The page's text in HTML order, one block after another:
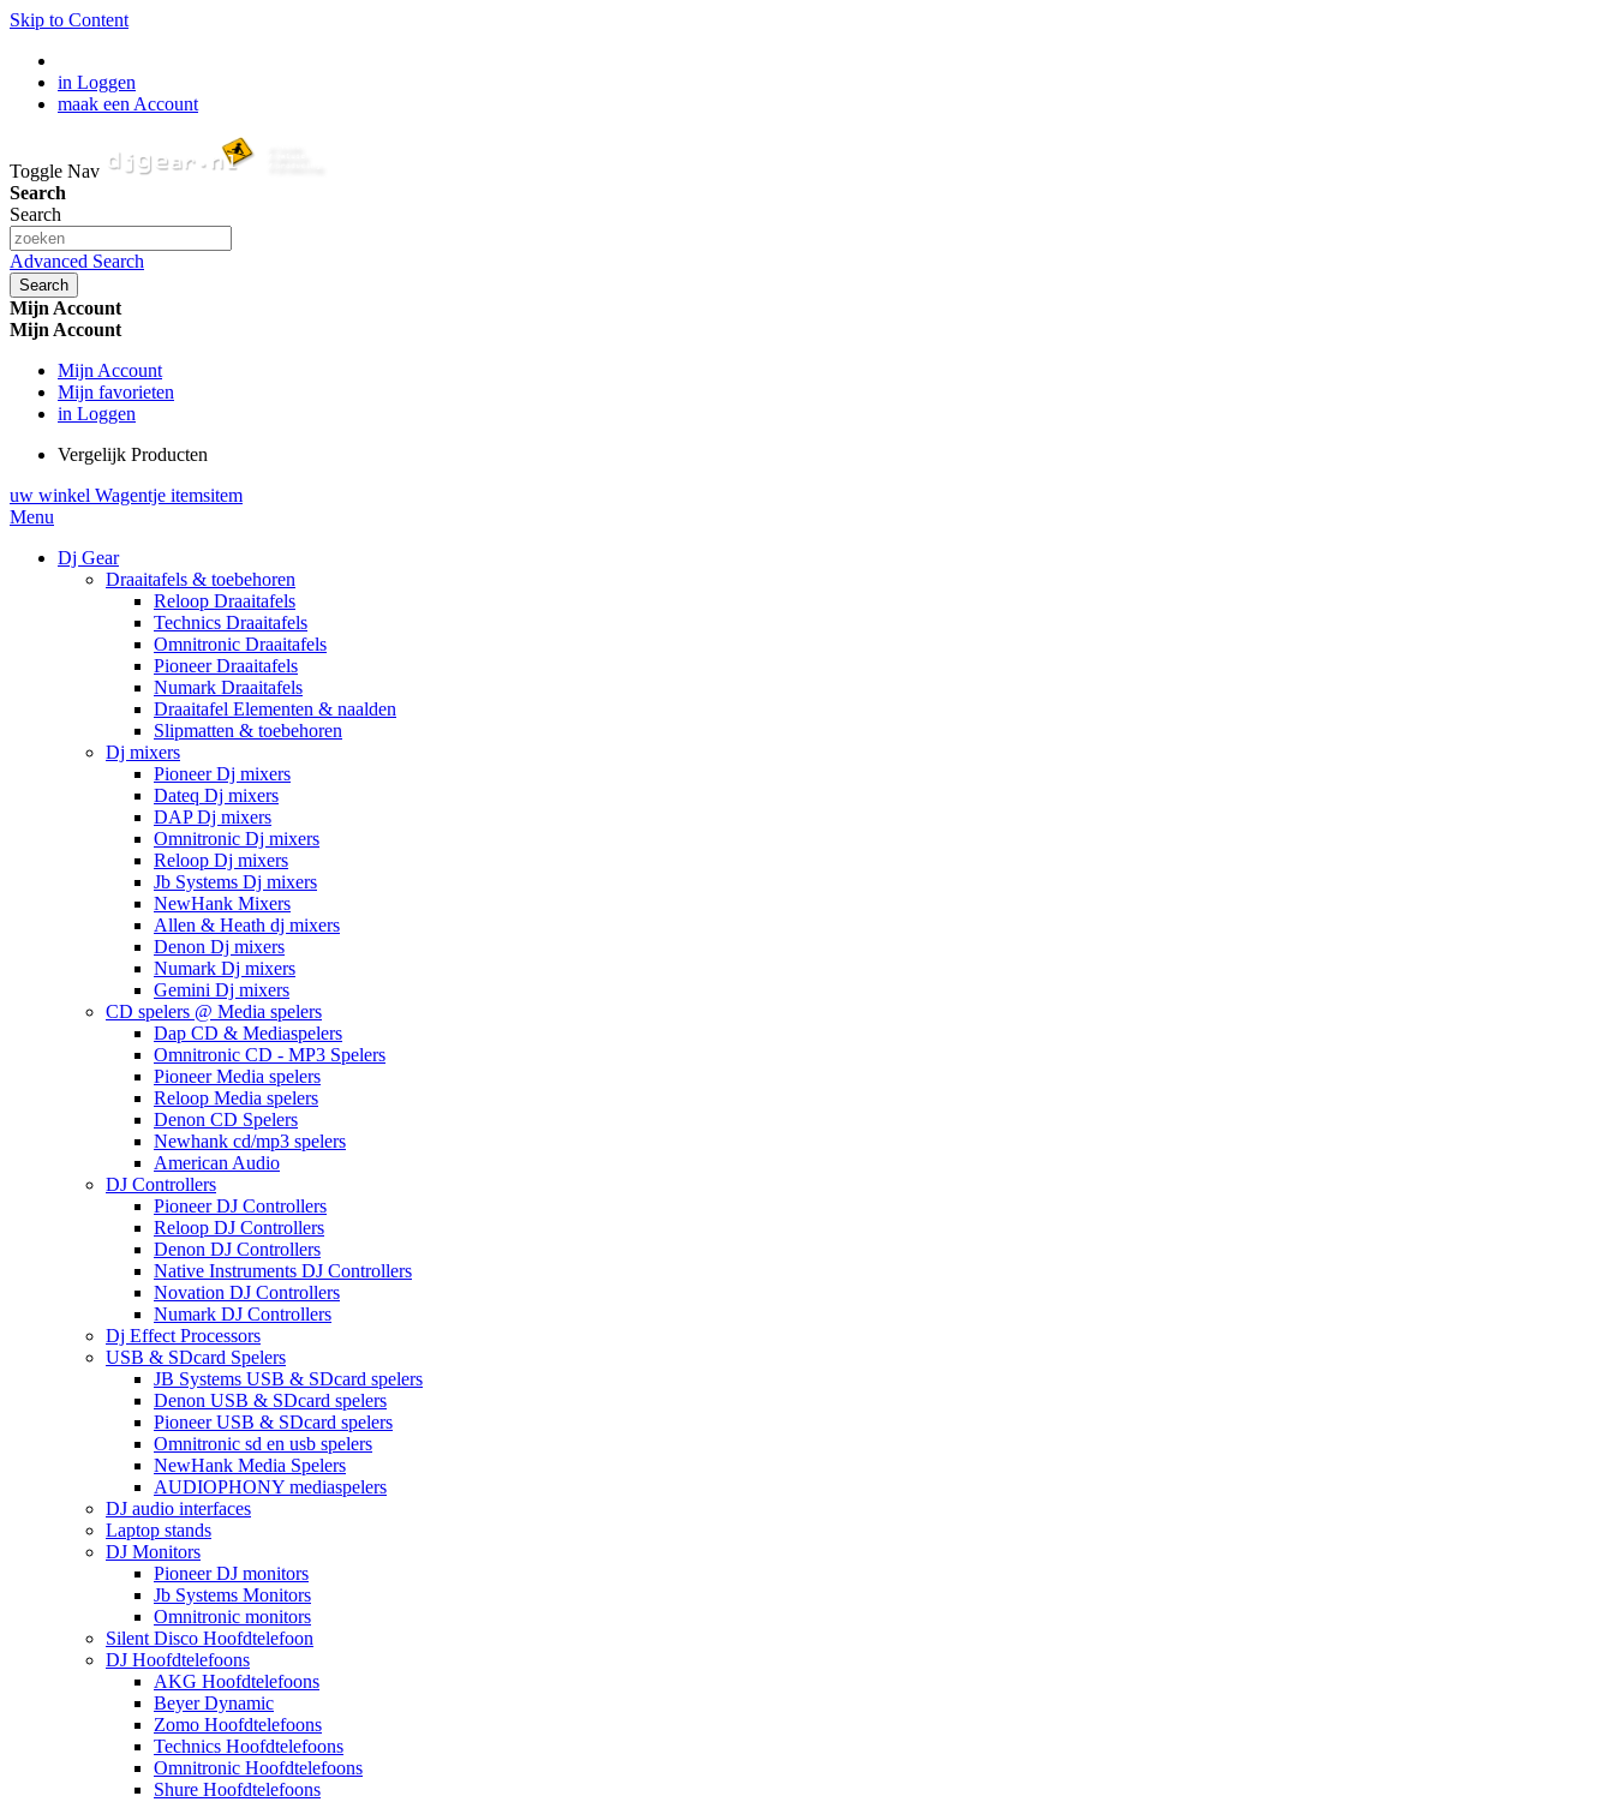
Skip to Content
in Loggen
maak een Account
Toggle Nav
Search
Search
Advanced Search
Search
Mijn Account
Mijn Account
Mijn Account
Mijn favorieten
in Loggen
Vergelijk Producten
uw winkel Wagentje itemsitem
Menu
Dj Gear
Draaitafels & toebehoren
Reloop Draaitafels
Technics Draaitafels
Omnitronic Draaitafels
Pioneer Draaitafels
Numark Draaitafels
Draaitafel Elementen & naalden
Slipmatten & toebehoren
Dj mixers
Pioneer Dj mixers
Dateq Dj mixers
DAP Dj mixers
Omnitronic Dj mixers
Reloop Dj mixers
Jb Systems Dj mixers
NewHank Mixers
Allen & Heath dj mixers
Denon Dj mixers
Numark Dj mixers
Gemini Dj mixers
CD spelers @ Media spelers
Dap CD & Mediaspelers
Omnitronic CD - MP3 Spelers
Pioneer Media spelers
Reloop Media spelers
Denon CD Spelers
Newhank cd/mp3 spelers
American Audio
DJ Controllers
Pioneer DJ Controllers
Reloop DJ Controllers
Denon DJ Controllers
Native Instruments DJ Controllers
Novation DJ Controllers
Numark DJ Controllers
Dj Effect Processors
USB & SDcard Spelers
JB Systems USB & SDcard spelers
Denon USB & SDcard spelers
Pioneer USB & SDcard spelers
Omnitronic sd en usb spelers
NewHank Media Spelers
AUDIOPHONY mediaspelers
DJ audio interfaces
Laptop stands
DJ Monitors
Pioneer DJ monitors
Jb Systems Monitors
Omnitronic monitors
Silent Disco Hoofdtelefoon
DJ Hoofdtelefoons
AKG Hoofdtelefoons
Beyer Dynamic
Zomo Hoofdtelefoons
Technics Hoofdtelefoons
Omnitronic Hoofdtelefoons
Shure Hoofdtelefoons